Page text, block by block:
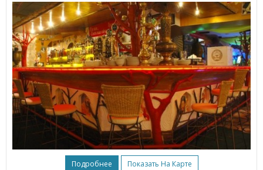
Подробнее Показать На Карте